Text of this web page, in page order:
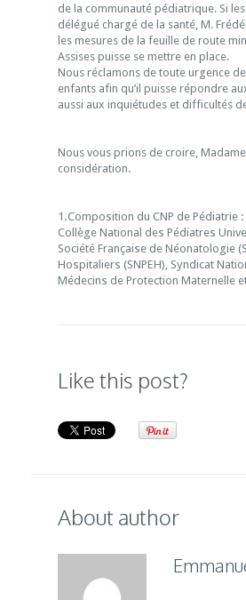
de la communauté pédiatrique. Si
délégué chargé de la santé, M.
les mesures de la feuille de route
Assises puisse se mettre en place.
Nous réclamons de toute urgence
enfants afin qu’il puisse répondre
aussi aux inquiétudes et difficultés
Nous vous prions de croire,
considération.
1.Composition du CNP de Pédiatrie
Collège National des Pédiatres
Société Française de Néonatologie
Hospitaliers (SNPEH), Syndicat
Médecins de Protection Maternelle
Like this post?
About author